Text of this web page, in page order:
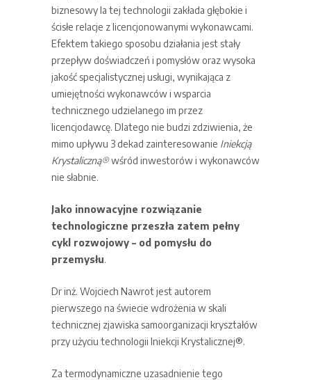
biznesowy la tej technologii zakłada głębokie i
ścisłe relacje z licencjonowanymi wykonawcami.
Efektem takiego sposobu działania jest stały
przepływ doświadczeń i pomysłów oraz wysoka
jakość specjalistycznej usługi, wynikająca z
umiejętności wykonawców i wsparcia
technicznego udzielanego im przez
licencjodawcę. Dlatego nie budzi zdziwienia, że
mimo upływu 3 dekad zainteresowanie Iniekcją
Krystaliczną®wśród inwestorów i wykonawców
nie słabnie.
Jako innowacyjne rozwiązanie
technologiczne przeszła zatem pełny
cykl rozwojowy – od pomysłu do
przemysłu.
Dr inż. Wojciech Nawrot jest autorem
pierwszego na świecie wdrożenia w skali
technicznej zjawiska samoorganizacji kryształów
przy użyciu technologii Iniekcji Krystalicznej®.
Za termodynamiczne uzasadnienie tego